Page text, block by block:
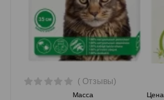
( Отзывы)
Масса Цена